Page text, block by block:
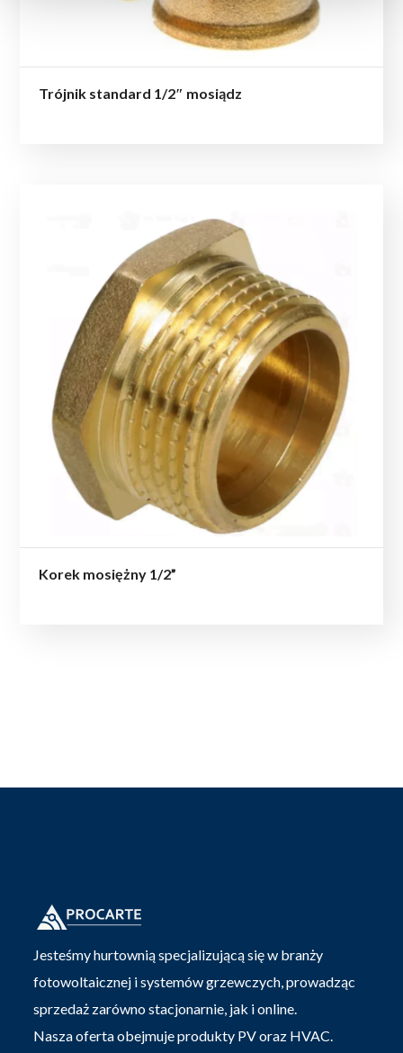
Trójnik standard 1/2″ mosiądz
Korek mosiężny 1/2”
Jesteśmy hurtownią specjalizującą się w branży
fotowoltaicznej i systemów grzewczych, prowadząc
sprzedaż zarówno stacjonarnie, jak i online.
Nasza oferta obejmuje produkty PV oraz HVAC.